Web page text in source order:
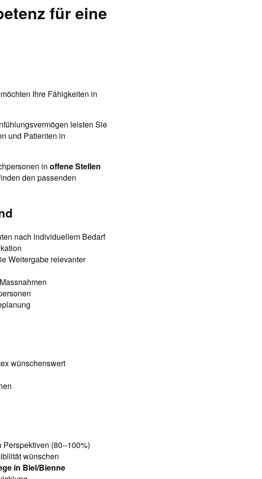
für eine
Ihre Fähigkeiten in
leisten Sie
und Patienten in
in offene Stellen
den passenden
nach individuellem Bedarf
Weitergabe relevanter
wünschenswert
Perspektiven (80--100%)
wünschen
in Biel/Bienne